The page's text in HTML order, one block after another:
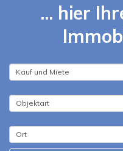
... hier